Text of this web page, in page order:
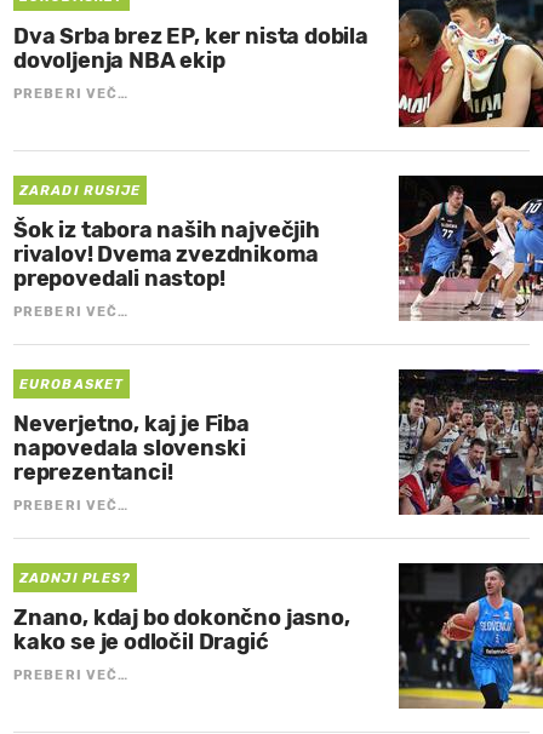
Dva Srba brez EP, ker nista dobila
dovoljenja NBA ekip
PREBERI VEČ…
ZARADI RUSIJE
Šok iz tabora naših največjih
rivalov! Dvema zvezdnikoma
prepovedali nastop!
PREBERI VEČ…
EUROBASKET
Neverjetno, kaj je Fiba
napovedala slovenski
reprezentanci!
PREBERI VEČ…
ZADNJI PLES?
Znano, kdaj bo dokončno jasno,
kako se je odločil Dragić
PREBERI VEČ…